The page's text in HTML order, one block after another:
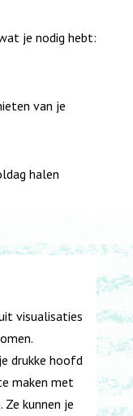
je nodig hebt:
van je
halen
visualisaties
drukke hoofd
maken met
kunnen je